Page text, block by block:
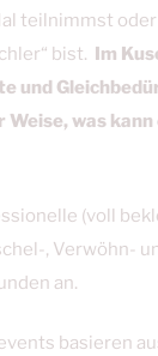
teilnimmst
bist. Im
und
Weise, was
(voll
, Verwöhn-
an.
basieren